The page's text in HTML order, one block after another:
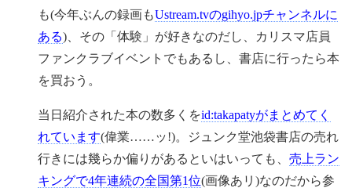
も(今年ぶんの録画もUstream.tvのgihyo.jpチャンネルに
ある)、その「体験」が好きなのだし、カリスマ店員
ファンクラブイベントでもあるし、書店に行ったら本
を買おう。
当日紹介された本の数多くをid:takapatyがまとめてく
れています(偉業……ッ!)。ジュンク堂池袋書店の売れ
行きには幾らか偏りがあるといはいっても、 売上ラン
キングで4年連続の全国第1位(画像あリ)なのだから参